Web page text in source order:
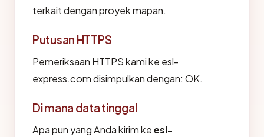
terkait dengan proyek mapan.
Putusan HTTPS
Pemeriksaan HTTPS kami ke esl-
express.com disimpulkan dengan: OK.
Di mana data tinggal
Apa pun yang Anda kirim keesl-